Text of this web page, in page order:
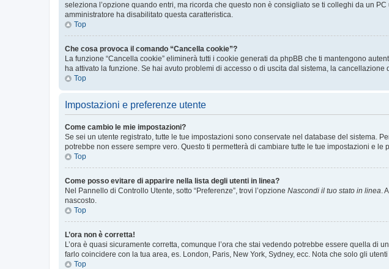
seleziona l’opzione quando entri, ma ricorda che questo non è consigliato se ti colleghi da un
amministratore ha disabilitato questa caratteristica.
Top
Che cosa provoca il comando “Cancella cookie”?
La funzione “Cancella cookie” eliminerà tutti i cookie generati da phpBB che ti mantengono
ha attivato la funzione. Se hai avuto problemi di accesso o di uscita dal sistema, la
Top
Impostazioni e preferenze utente
Come cambio le mie impostazioni?
Se sei un utente registrato, tutte le tue impostazioni sono conservate nel database del sistema.
potrebbe non essere sempre vero. Questo ti permetterà di cambiare tutte le tue impostazioni e le
Top
Come posso evitare di apparire nella lista degli utenti in linea?
Nel Pannello di Controllo Utente, sotto “Preferenze”, trovi l’opzione Nascondi il tuo stato in linea.
nascosto.
Top
L’ora non è corretta!
L’ora è quasi sicuramente corretta, comunque l’ora che stai vedendo potrebbe essere quella
farlo coincidere con la tua area, es. London, Paris, New York, Sydney, ecc. Nota che solo gli
Top